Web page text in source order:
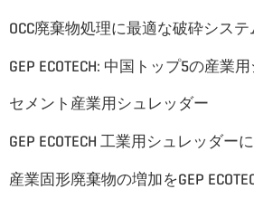
OCC廃棄物処理に最適な破砕システ
セメント産業用シュレッダー